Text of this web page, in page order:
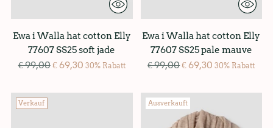
Ewa i Walla hat cotton Elly
77607 SS25 soft jade
Regulärer
€ 99,00€ 69,30 30% Rabatt
Ewa i Walla hat cotton Elly
77607 SS25 pale mauve
Regulärer
€ 99,00€ 69,30 30% Rabatt
Verkauf Ausverkauft